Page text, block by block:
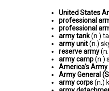
United States
professional
professional
army tank(n.)
army unit(n.)
reserve army
army camp(n.)
America's Army
Army General
army corps(n.)